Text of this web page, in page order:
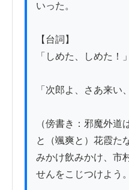
いった。
【台詞】
「しめた、しめた！」
「次郎よ、さあ来い
（傍書き：邪魔外道
と（颯爽と）花霞た
みかけ飲みかけ、市
せんをこじつけよう